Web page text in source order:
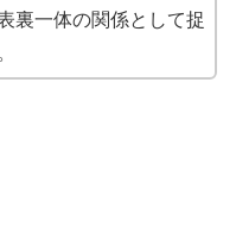
裏一体の関係として捉